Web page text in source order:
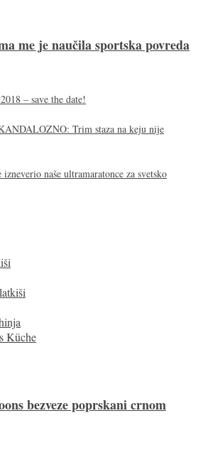
me je naučila sportska povreda
– save the date!
Trim staza na keju nije
naše ultramaratonce za svetsko
Küche
bezveze poprskani crnom